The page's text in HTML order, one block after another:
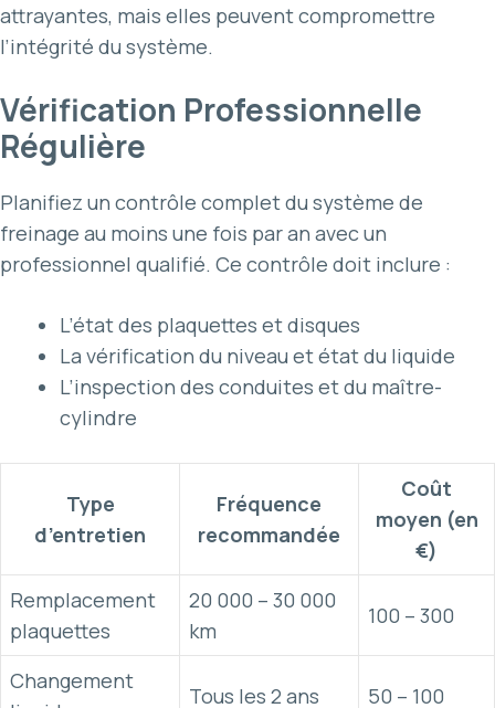
attrayantes, mais elles peuvent compromettre
l’intégrité du système.
Vérification Professionnelle
Régulière
Planifiez un contrôle complet du système de
freinage au moins une fois par an avec un
professionnel qualifié. Ce contrôle doit inclure :
L’état des plaquettes et disques
La vérification du niveau et état du liquide
L’inspection des conduites et du maître-
cylindre
Type
d’entretien
Fréquence
recommandée
Coût
moyen (en
€)
Remplacement
plaquettes
20 000 – 30 000
km
100 – 300
Changement
Tous les 2 ans 50 – 100